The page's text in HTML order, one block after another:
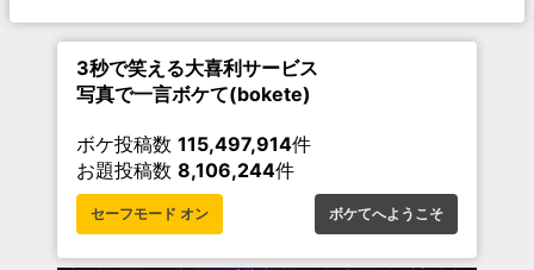
3秒で笑える大喜利サービス
写真で一言ボケて(bokete)
ボケ投稿数 115,497,914件
お題投稿数 8,106,244件
セーフモード オン ボケてへようこそ